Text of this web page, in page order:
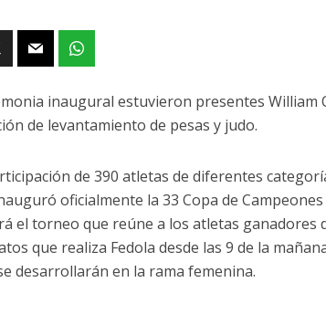
inaugural estuvieron presentes William
de levantamiento de pesas y judo.
de 390 atletas de diferentes
oficialmente la 33 Copa de
el torneo que reúne a los atletas ganadores
que realiza Fedola desde las 9 de la
desarrollarán en la rama femenina.